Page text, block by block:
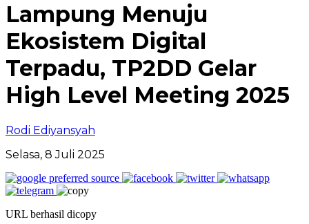
Lampung Menuju
Ekosistem Digital
Terpadu, TP2DD Gelar
High Level Meeting 2025
Rodi Ediyansyah
Selasa, 8 Juli 2025
URL berhasil dicopy